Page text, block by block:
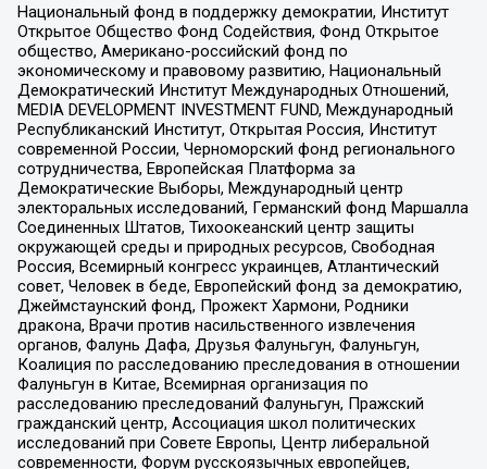
Национальный фонд в поддержку демократии, Институт
Открытое Общество Фонд Содействия, Фонд Открытое
общество, Американо-российский фонд по
экономическому и правовому развитию, Национальный
Демократический Институт Международных Отношений,
MEDIA DEVELOPMENT INVESTMENT FUND, Международный
Республиканский Институт, Открытая Россия, Институт
современной России, Черноморский фонд регионального
сотрудничества, Европейская Платформа за
Демократические Выборы, Международный центр
электоральных исследований, Германский фонд Маршалла
Соединенных Штатов, Тихоокеанский центр защиты
окружающей среды и природных ресурсов, Свободная
Россия, Всемирный конгресс украинцев, Атлантический
совет, Человек в беде, Европейский фонд за демократию,
Джеймстаунский фонд, Прожект Хармони, Родники
дракона, Врачи против насильственного извлечения
органов, Фалунь Дафа, Друзья Фалуньгун, Фалуньгун,
Коалиция по расследованию преследования в отношении
Фалуньгун в Китае, Всемирная организация по
расследованию преследований Фалуньгун, Пражский
гражданский центр, Ассоциация школ политических
исследований при Совете Европы, Центр либеральной
современности, Форум русскоязычных европейцев,